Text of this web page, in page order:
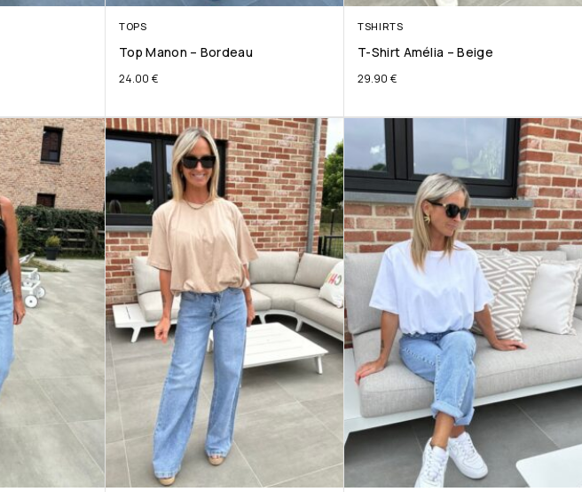
TOPS
Top Manon – Bordeau
24.00 €
TSHIRTS
T-Shirt Amélia – Beige
29.90 €